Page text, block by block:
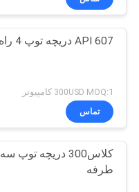
API 607 دریچه توپ 4 راه
300USD MOQ:1 کامپیوتر
تماس
کلاس300 دریچه توپ سه
طرفه